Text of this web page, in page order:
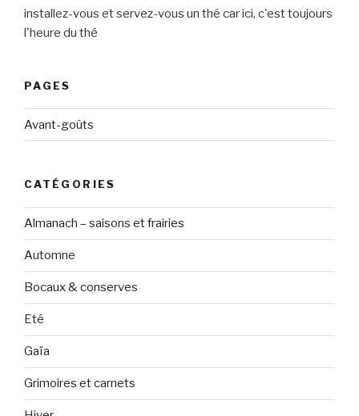
installez-vous et servez-vous un thé car ici, c'est toujours
l'heure du thé
PAGES
Avant-goûts
CATÉGORIES
Almanach – saisons et frairies
Automne
Bocaux & conserves
Eté
Gaïa
Grimoires et carnets